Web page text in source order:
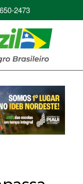
2473